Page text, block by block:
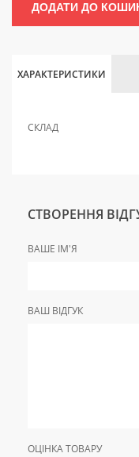
ДОДАТИ ДО
ХАРАКТЕРИСТИКИ
СКЛАД
СТВОРЕННЯ
ВАШЕ ІМ'Я
ВАШ ВІДГУК
ОЦІНКА ТОВАРУ